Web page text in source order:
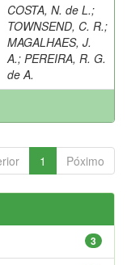
COSTA, N. de L.;
TOWNSEND, C. R.;
MAGALHAES, J.
A.; PEREIRA, R. G.
de A.
1 Póximo
3